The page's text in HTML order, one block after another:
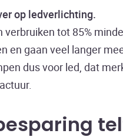
op ledverlichting.
verbruiken tot 85%
en gaan veel langer
dus voor led, dat